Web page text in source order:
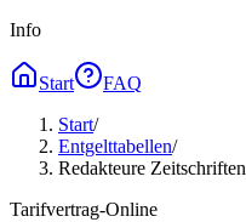
Info
Start
FAQ
Start/
Entgelttabellen/
Redakteure Zeitschriften
Tarifvertrag-Online